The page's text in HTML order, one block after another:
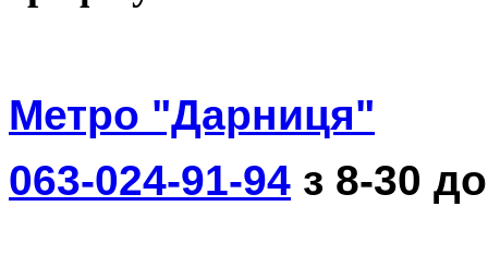
Метро "Дарниця"
063-024-91-94 з 8-30